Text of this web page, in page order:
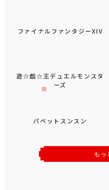
ファイナルファンタジーXIV
遊☆戯☆王デュエルモンスタ
ーズ
パペットスンスン
もっ